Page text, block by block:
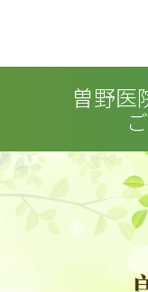
曽野医